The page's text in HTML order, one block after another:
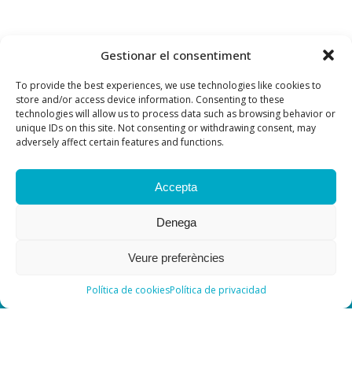
Gestionar el consentiment
To provide the best experiences, we use technologies like cookies to
store and/or access device information. Consenting to these
technologies will allow us to process data such as browsing behavior or
unique IDs on this site. Not consenting or withdrawing consent, may
adversely affect certain features and functions.
Accepta
Denega
Veure preferències
Política de cookiesPolítica de privacidad